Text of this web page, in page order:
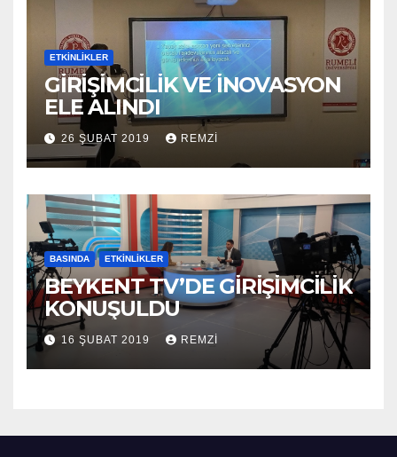
ETKINLIKLER
GİRİŞİMCİLİK VE İNOVASYON
ELE ALINDI
26 ŞUBAT 2019 REMZI
BASINDA ETKINLIKLER
BEYKENT TV’DE GİRİŞİMCİLİK
KONUŞULDU
16 ŞUBAT 2019 REMZI